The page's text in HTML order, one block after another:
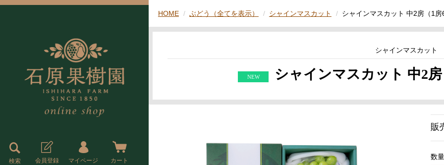
会員登録 マイページ カート
検索
HOME ぶどう（全てを表示） シャインマスカット シャインマスカット 中2房（1
シャインマスカット
シャインマスカット 中2房
販
数